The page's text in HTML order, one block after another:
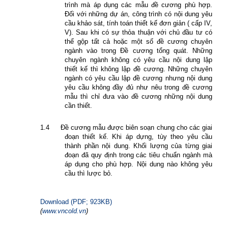
trình mà áp dụng các mẫu đề cương phù hợp.
Đối với những dự án, công trình có nội dung yêu
cầu khảo sát, tính toán thiết kế đơn giản ( cấp IV,
V). Sau khi có sự thỏa thuận với chủ đầu tư có
thể gộp tất cả hoặc một số đề cương chuyên
ngành vào trong Đề cương tổng quát. Những
chuyên ngành không có yêu cầu nội dung lập
thiết kế thì không lập đề cương. Những chuyên
ngành có yêu cầu lập đề cương nhưng nội dung
yêu cầu không đầy đủ như nêu trong đề cương
mẫu thì chỉ đưa vào đề cương những nội dung
cần thiết.
1.4
Đề cương mẫu được biên soạn chung cho các giai
đoạn thiết kế. Khi áp dựng, tùy theo yêu cầu
thành phần nội dung. Khối lượng của từng giai
đoạn đã quy định trong các tiêu chuẩn ngành mà
áp dụng cho phù hợp. Nội dung nào không yêu
cầu thì lược bỏ.
Download (PDF; 923KB)
(www.vncold.vn)